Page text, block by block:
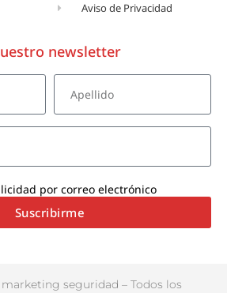
Aviso de Privacidad
newsletter
por correo electrónico
Suscribirme
seguridad – Todos los